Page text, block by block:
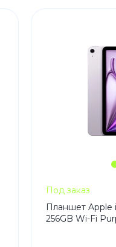
Под заказ
Планшет Apple
256GB Wi-Fi